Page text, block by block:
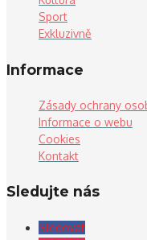
Sport
Exkluzivně
Informace
Zásady ochrany
Informace o webu
Cookies
Kontakt
Sledujte nás
Sledovat